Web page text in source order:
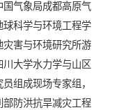
气象局成都高原气
科学与环境工程学
灾害与环境研究所游
大学水力学与山区
组成现场专家组，
防洪抗旱减灾工程